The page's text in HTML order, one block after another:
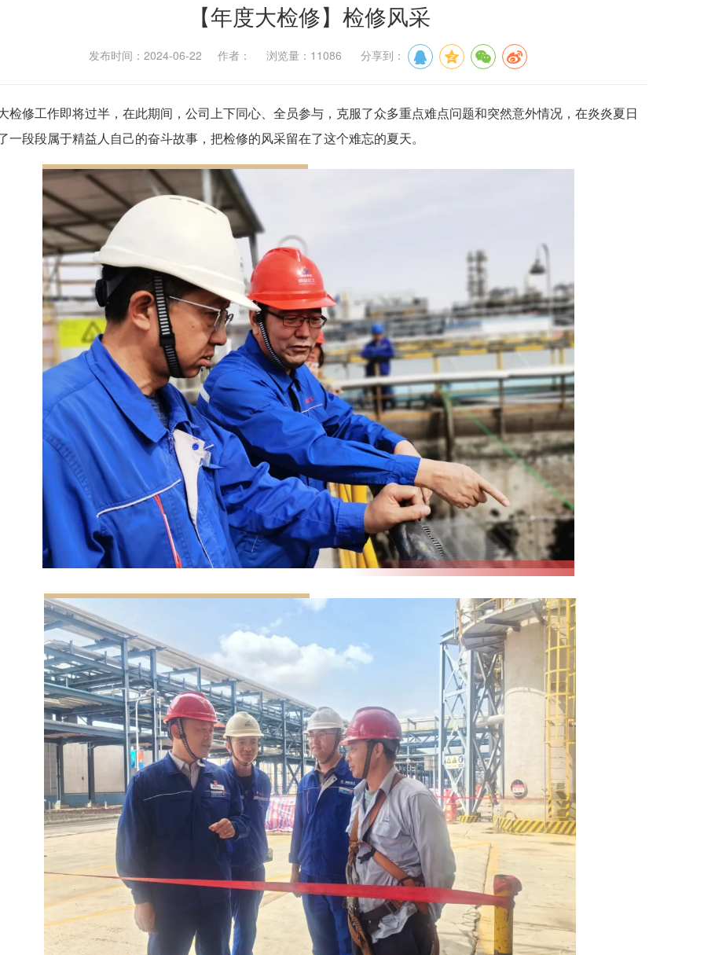
【年度大检修】检修风采
发布时间：2024-06-22 作者： 浏览量：11086 分享到：
检修工作即将过半，在此期间，公司上下同心、全员参与，克服了众多重点难点问题和突然意外情况，在炎炎夏日
一段段属于精益人自己的奋斗故事，把检修的风采留在了这个难忘的夏天。